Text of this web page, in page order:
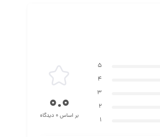
5
4
3
2
1
0.0
بر اساس 0 دیدگاه